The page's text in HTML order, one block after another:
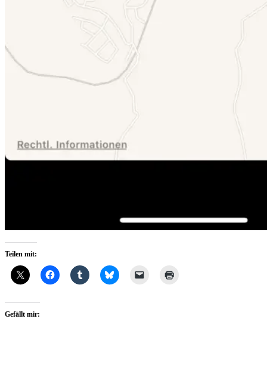
Teilen mit:
Gefällt mir: